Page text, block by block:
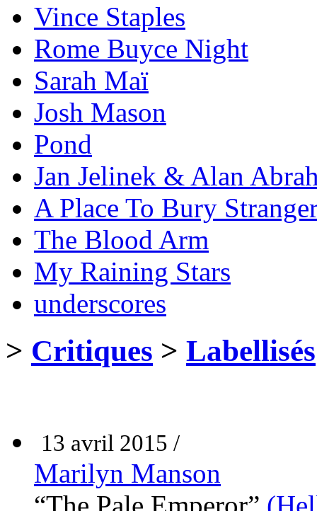
Vince Staples
Rome Buyce Night
Sarah Maï
Josh Mason
Pond
Jan Jelinek & Alan
A Place To Bury
The Blood Arm
My Raining Stars
underscores
> Critiques > Labellisés
13 avril 2015 /
Marilyn Manson
“The Pale Emperor”